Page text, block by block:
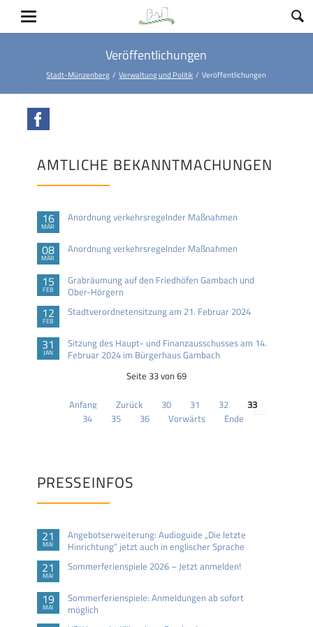
Veröffentlichungen
Stadt-Münzenberg Verwaltung und Politik Veröffentlichungen
AMTLICHE BEKANNTMACHUNGEN
16
MÄR
Anordnung verkehrsregelnder Maßnahmen
08
MÄR
Anordnung verkehrsregelnder Maßnahmen
15
FEB
Grabräumung auf den Friedhöfen Gambach und
Ober-Hörgern
12
FEB
Stadtverordnetensitzung am 21. Februar 2024
31
JAN
Sitzung des Haupt- und Finanzausschusses am 14.
Februar 2024 im Bürgerhaus Gambach
Seite 33 von 69
Anfang Zurück 30 31 32
33
34
35 36 Vorwärts Ende
PRESSEINFOS
21
MAI
Angebotserweiterung: Audioguide „Die letzte
Hinrichtung“ jetzt auch in englischer Sprache
21
MAI
Sommerferienspiele 2026 – Jetzt anmelden!
19
MAI
Sommerferienspiele: Anmeldungen ab sofort
möglich